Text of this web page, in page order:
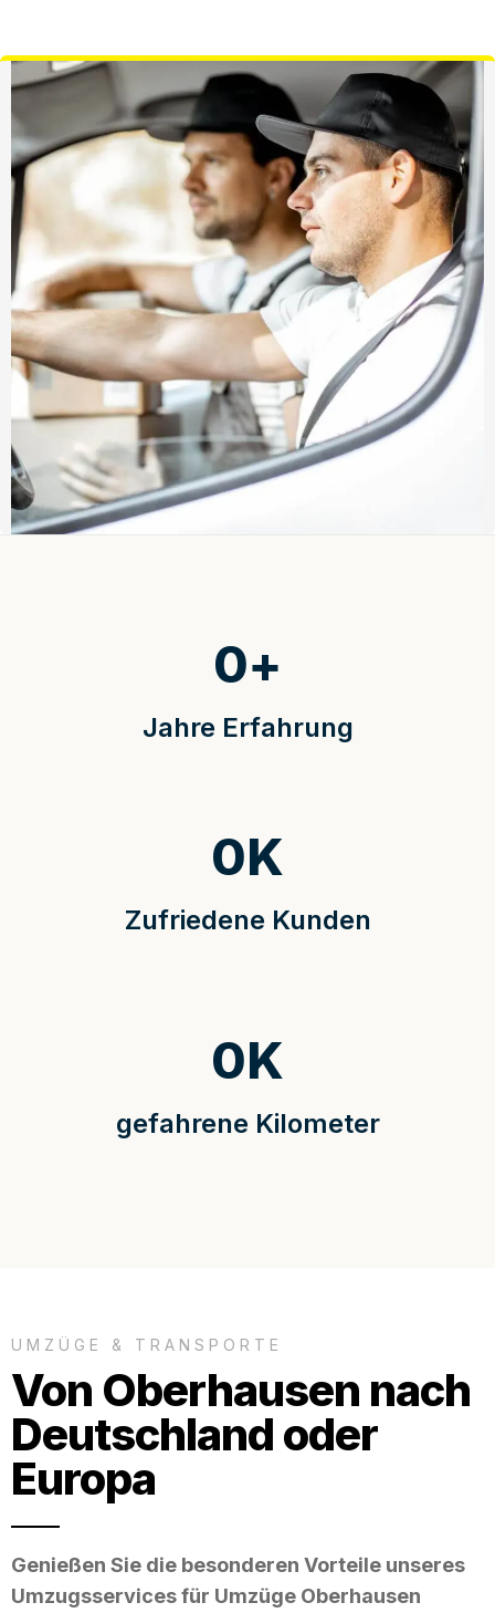
Jahre Erfahrung
0+
Zufriedene Kunden
0K
gefahrene Kilometer
0K
UMZÜGE & TRANSPORTE
Von Oberhausen nach
Deutschland oder
Europa
Genießen Sie die besonderen Vorteile unseres
Umzugsservices für Umzüge Oberhausen